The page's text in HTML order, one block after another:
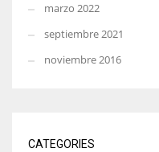
marzo 2022
septiembre 2021
noviembre 2016
CATEGORIES